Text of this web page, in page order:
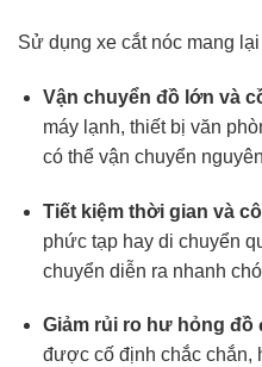
Sử dụng xe cắt nóc mang
Vận chuyển đồ lớn và
máy lạnh, thiết bị văn
có thể vận chuyển
Tiết kiệm thời gian và
phức tạp hay di chuyển
chuyển diễn ra nhanh
Giảm rủi ro hư hỏng đồ
được cố định chắc chắn,